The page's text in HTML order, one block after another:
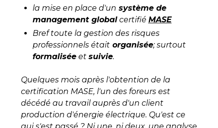
la mise en place d'un système de
management globalcertifié MASE
Bref toute la gestion des risques
professionnels étaitorganisée; surtout
formaliséeet suivie.
Quelques mois après l'obtention de la
certification MASE, l'un des foreurs est
décédé au travail auprès d'un client
production d'énergie électrique. Qu'est ce